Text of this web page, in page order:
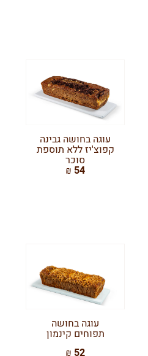
עוגה בחושה גבינה
קפוצ'יז ללא תוספת
סוכר
54 ₪
עוגה בחושה
תפוחים קינמון
52 ₪